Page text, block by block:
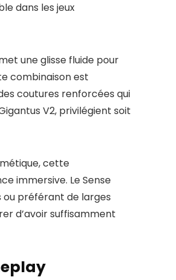
dans les jeux
une glisse fluide pour
combinaison est
coutures renforcées qui
V2, privilégient soit
cette
immersive. Le Sense
ou préférant de larges
d’avoir suffisamment